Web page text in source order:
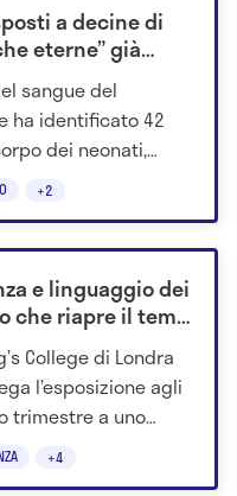
+2
a decine di
eterne” già
sangue del
ha identificato 42
dei neonati,
+4
e linguaggio dei
che riapre il tema
College di Londra
l’esposizione agli
trimestre a uno
lento a 18 mesi.